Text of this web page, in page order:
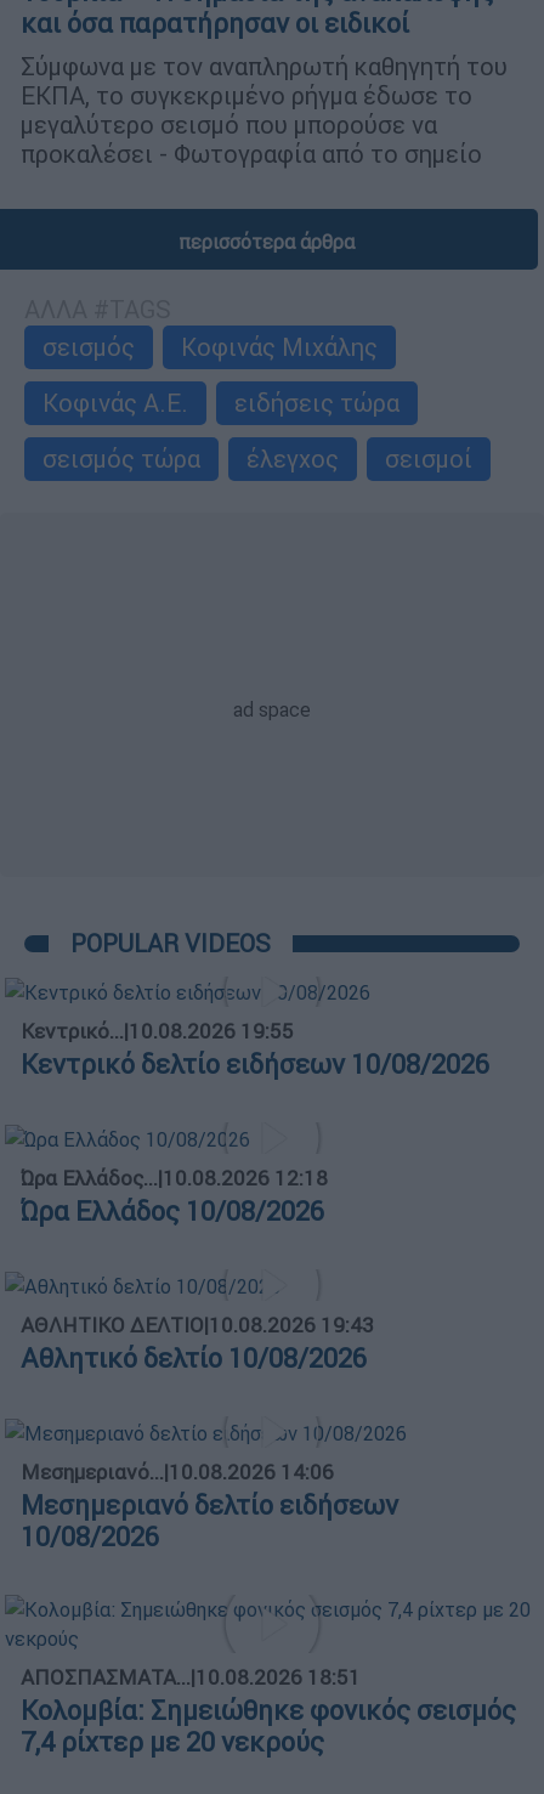
και όσα παρατήρησαν οι ειδικοί
Σύμφωνα με τον αναπληρωτή καθηγητή του
ΕΚΠΑ, το συγκεκριμένο ρήγμα έδωσε το
μεγαλύτερο σεισμό που μπορούσε να
προκαλέσει - Φωτογραφία από το σημείο
περισσότερα άρθρα
σεισμός
Κοφινάς Μιχάλης
Κοφινάς Α.Ε.
ειδήσεις τώρα
σεισμός τώρα
έλεγχος σεισμοί
POPULAR VIDEOS
Κεντρικό...|10.08.2026 19:55
Κεντρικό δελτίο ειδήσεων 10/08/2026
Ώρα Ελλάδος...|10.08.2026 12:18
Ώρα Ελλάδος 10/08/2026
ΑΘΛΗΤΙΚΟ ΔΕΛΤΙΟ|10.08.2026 19:43
Αθλητικό δελτίο 10/08/2026
Μεσημεριανό...|10.08.2026 14:06
Μεσημεριανό δελτίο ειδήσεων
10/08/2026
ΑΠΟΣΠΑΣΜΑΤΑ...|10.08.2026 18:51
Κολομβία: Σημειώθηκε φονικός σεισμός
7,4 ρίχτερ με 20 νεκρούς